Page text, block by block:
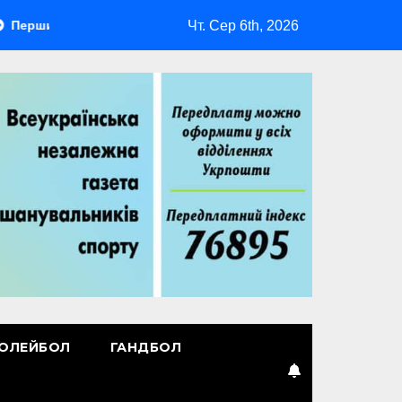
лідер Повернення Мудрика Втрачені ілюзії
Чт. Сер 6th, 2026
ГАНДБОЛ